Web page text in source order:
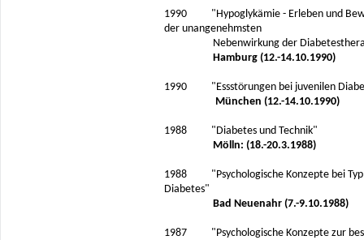
1990 "Hypoglykämie - Erleben und
der unangenehmsten
Nebenwirkung der
Hamburg (12.-14.10.1990)
1990 "Essstörungen bei juvenilen
München (12.-14.10.1990)
1988 "Diabetes und Technik"
Mölln: (18.-20.3.1988)
1988 "Psychologische Konzepte bei
Diabetes"
Bad Neuenahr (7.-9.10.1988)
1987 "Psychologische Konzepte zur